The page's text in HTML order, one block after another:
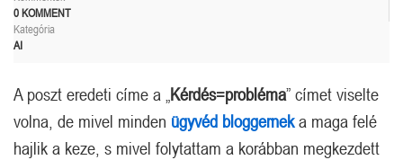
0 KOMMENT
Kategória
AI
A poszt eredeti címe a „ Kérdés=probléma” címet viselte
volna, de mivel minden ügyvéd bloggerneka maga felé
hajlik a keze, s mivel folytattam a korábban megkezdett